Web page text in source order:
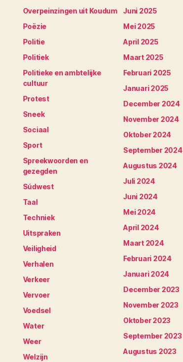
Overpeinzingen uit Koudum
Poëzie
Politie
Politiek
Politieke en ambtelijke
cultuur
Protest
Sneek
Sociaal
Sport
Spreekwoorden en
gezegden
Súdwest
Taal
Techniek
Uitspraken
Veiligheid
Verhalen
Verkeer
Vervoer
Voedsel
Water
Weer
Welzijn
Juni 2025
Mei 2025
April 2025
Maart 2025
Februari 2025
Januari 2025
December 2024
November 2024
Oktober 2024
September 2024
Augustus 2024
Juli 2024
Juni 2024
Mei 2024
April 2024
Maart 2024
Februari 2024
Januari 2024
December 2023
November 2023
Oktober 2023
September 2023
Augustus 2023